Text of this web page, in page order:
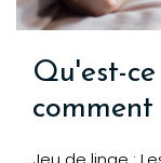
Qu'est-